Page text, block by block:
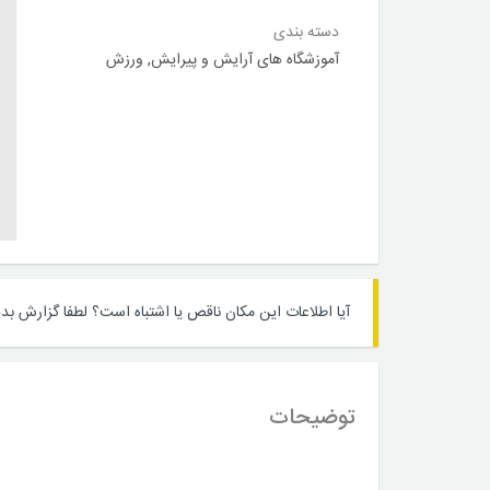
دسته بندی
آموزشگاه های آرایش و پیرایش, ورزش
آیا اطلاعات این مکان ناقص یا اشتباه است؟ لطفا گزارش
توضیحات